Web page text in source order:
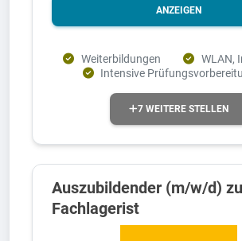
ANZEIGEN
Weiterbildungen
WLAN,
Intensive
7 WEITERE STELLEN
Auszubildender (m/w/d)
Fachlagerist